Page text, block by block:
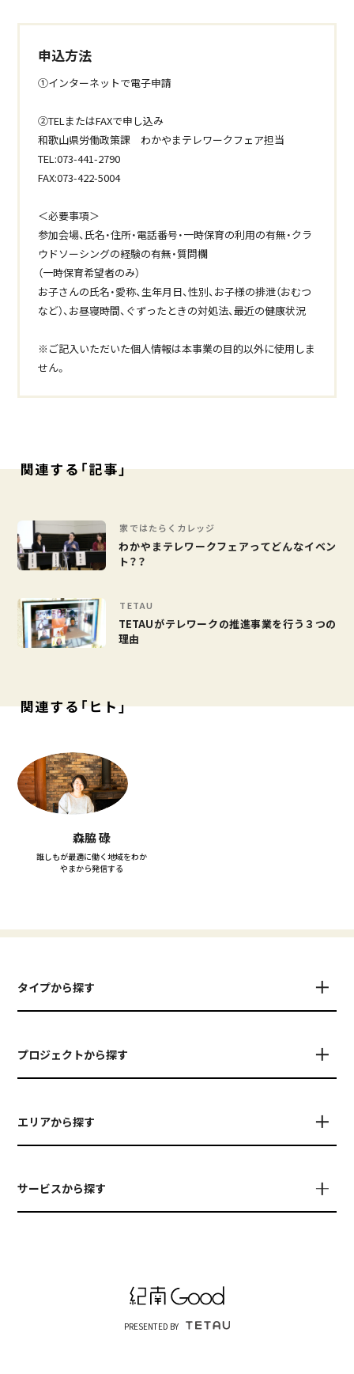
申込方法
①インターネットで電子申請
②TELまたはFAXで申し込み
和歌山県労働政策課 わかやまテレワークフェア担当
TEL:073-441-2790
FAX:073-422-5004
＜必要事項＞
参加会場、氏名・住所・電話番号・一時保育の利用の有無・クラ
ウドソーシングの経験の有無・質問欄
（一時保育希望者のみ）
お子さんの氏名・愛称、生年月日、性別、お子様の排泄（おむつ
など）、お昼寝時間、ぐずったときの対処法、最近の健康状況
※ご記入いただいた個人情報は本事業の目的以外に使用しま
せん。
関連する「記事」
家ではたらくカレッジ
わかやまテレワークフェアってどんなイベン
ト？？
TETAU
TETAUがテレワークの推進事業を行う３つの
理由
関連する「ヒト」
森脇 碌
誰しもが最適に働く地域をわか
やまから発信する
タイプから探す
プロジェクトから探す
エリアから探す
サービスから探す
PRESENTED BY